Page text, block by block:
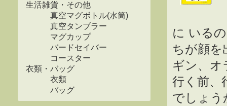
生活雑貨・その他
真空マグボトル(水筒)
真空タンブラー
マグカップ
バードセイバー
コースター
衣類・バッグ
衣類
バッグ
に いる
ちが顔を
ギン、オ
行く前、
でしょう